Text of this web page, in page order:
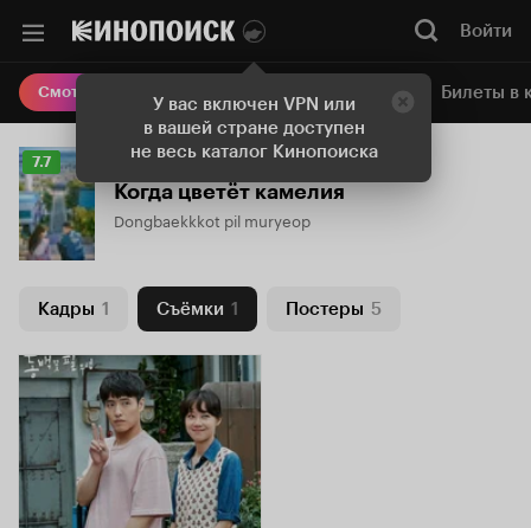
У вас включен VPN или
в вашей стране доступен
не весь каталог Кинопоиска
Войти
Смотреть кино Онлайн-кинотеатр Билеты в
Рейтинг
Кинопоиска
7.7
7.7
Когда цветёт камелия
Dongbaekkkot pil muryeop
Кадры 1 Съёмки 1 Постеры 5